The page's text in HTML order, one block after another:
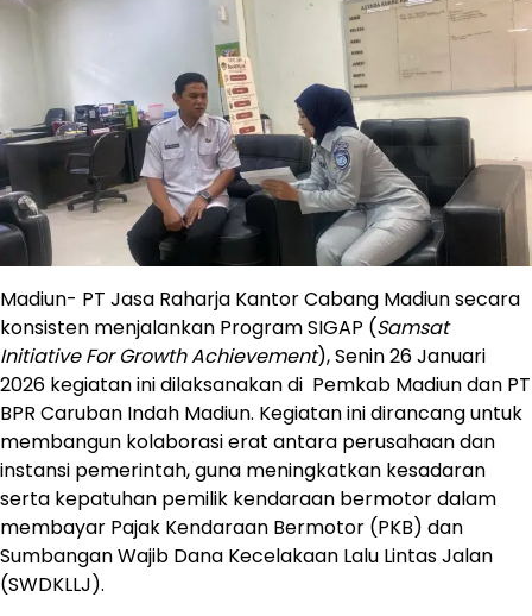
Madiun- PT Jasa Raharja Kantor Cabang Madiun secara
konsisten menjalankan Program SIGAP (Samsat
Initiative For Growth Achievement), Senin 26 Januari
2026 kegiatan ini dilaksanakan di Pemkab Madiun dan PT
BPR Caruban Indah Madiun. Kegiatan ini dirancang untuk
membangun kolaborasi erat antara perusahaan dan
instansi pemerintah, guna meningkatkan kesadaran
serta kepatuhan pemilik kendaraan bermotor dalam
membayar Pajak Kendaraan Bermotor (PKB) dan
Sumbangan Wajib Dana Kecelakaan Lalu Lintas Jalan
(SWDKLLJ).